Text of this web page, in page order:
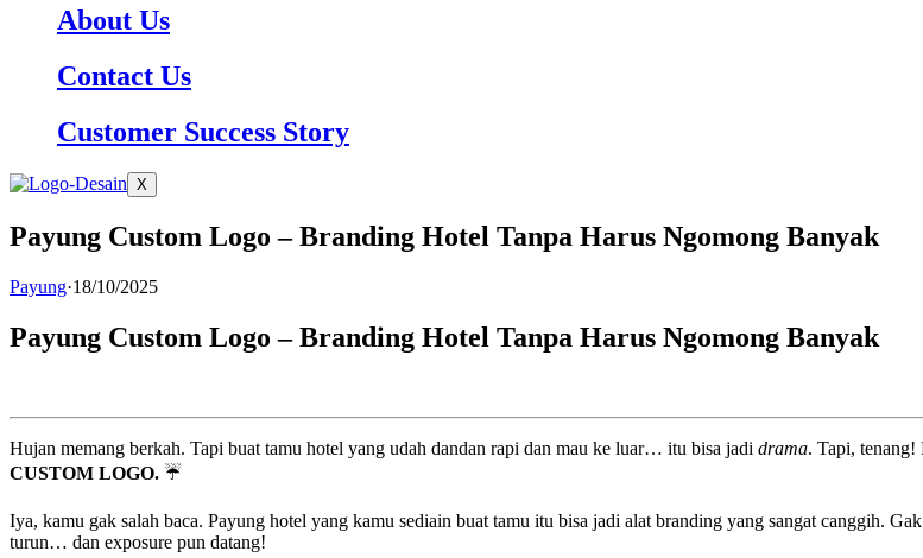
About Us
Contact Us
Customer Success Story
X
Payung Custom Logo – Branding Hotel Tanpa Harus Ngomong Banyak
Payung·18/10/2025
Payung Custom Logo – Branding Hotel Tanpa Harus Ngomong Banyak
Hujan memang berkah. Tapi buat tamu hotel yang udah dandan rapi dan mau ke luar… itu bisa jadi drama. Tapi, tenang!
CUSTOM LOGO. ☔
Iya, kamu gak salah baca. Payung hotel yang kamu sediain buat tamu itu bisa jadi alat branding yang sangat canggih.
turun… dan exposure pun datang! ️